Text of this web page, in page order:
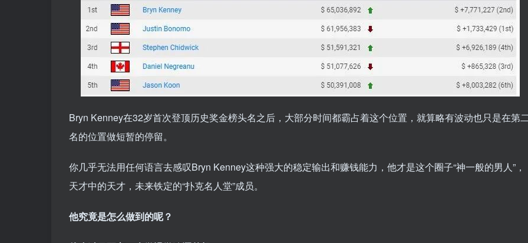
Bryn Kenney在32岁首次登顶历史奖金榜头名之后，大部分时间都霸占着这个位置，就算略有波动也只是在第
名的位置做短暂的停留。
你几乎无法用任何语言去感叹Bryn Kenney这种强大的稳定输出和赚钱能力，他才是这个圈子“神一般的男人”，
天才中的天才，未来铁定的“扑克名人堂”成员。
他究竟是怎么做到的呢？